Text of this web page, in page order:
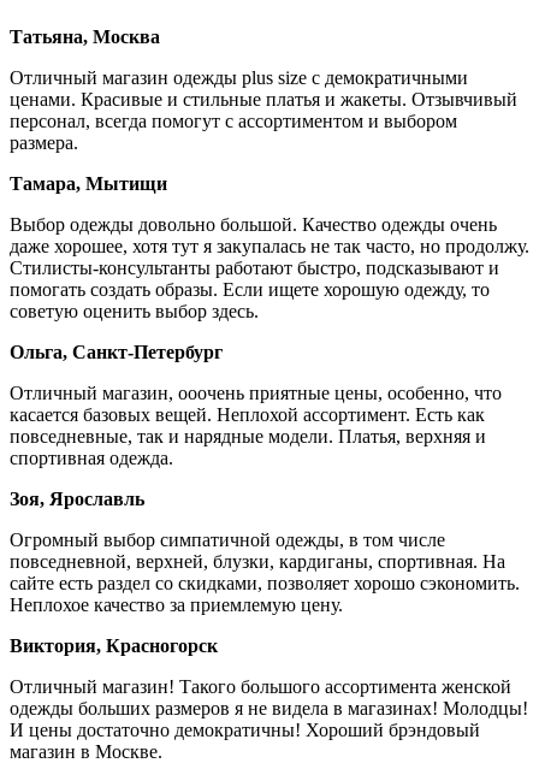
Татьяна, Москва
Отличный магазин одежды plus size с демократичными
ценами. Красивые и стильные платья и жакеты. Отзывчивый
персонал, всегда помогут с ассортиментом и выбором
размера.
Тамара, Мытищи
Выбор одежды довольно большой. Качество одежды очень
даже хорошее, хотя тут я закупалась не так часто, но продолжу.
Стилисты-консультанты работают быстро, подсказывают и
помогать создать образы. Если ищете хорошую одежду, то
советую оценить выбор здесь.
Ольга, Санкт-Петербург
Отличный магазин, ооочень приятные цены, особенно, что
касается базовых вещей. Неплохой ассортимент. Есть как
повседневные, так и нарядные модели. Платья, верхняя и
спортивная одежда.
Зоя, Ярославль
Огромный выбор симпатичной одежды, в том числе
повседневной, верхней, блузки, кардиганы, спортивная. На
сайте есть раздел со скидками, позволяет хорошо сэкономить.
Неплохое качество за приемлемую цену.
Виктория, Красногорск
Отличный магазин! Такого большого ассортимента женской
одежды больших размеров я не видела в магазинах! Молодцы!
И цены достаточно демократичны! Хороший брэндовый
магазин в Москве.